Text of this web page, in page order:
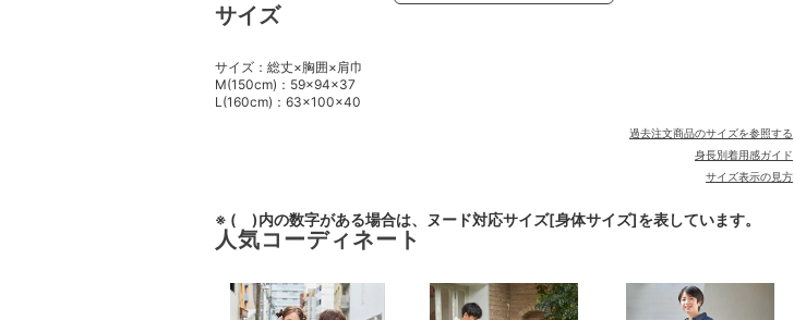
サイズ
サイズ：総丈×胸囲×肩巾
M(150cm)：59×94×37
L(160cm)：63×100×40
過去注文商品のサイズを参照する
身長別着用感ガイド
サイズ表示の見方
※ ( )内の数字がある場合は、ヌード対応サイズ[身体サイズ]を表しています。
人気コーディネート